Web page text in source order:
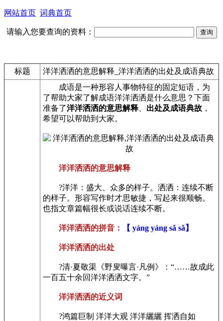
网站首页 词典首页
请输入您要查询的资料：
标题 洋洋洒洒的意思解释_洋洋洒洒的出处及成语典故
成语是一种形容人事物特征的固定短语，为
了帮助大家了解成语洋洋洒洒是什么意思？下面
准备了洋洋洒洒的意思解释 出处及成语典故 ，
希望可以帮助到大家。
洋洋洒洒的意思解释
?洋洋：盛大、众多的样子。洒洒：连续不断
的样子。形容写作时才思敏捷，写起来很顺畅。
也指文章篇幅很长或说话连续不断。
洋洋洒洒的拼音： 【 yáng yáng sǎ sǎ】
洋洋洒洒的出处
?清·夏敬渠《野叟曝言·凡例》：“……故成此
一百五十余回洋洋洒洒文字。”
洋洋洒洒的近义词
?鸿篇巨制 洋洋大观 洋洋纚纚 挥洒自如